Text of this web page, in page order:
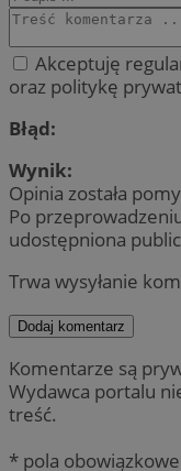
Akceptuję
oraz politykę
Błąd:
Wynik:
Opinia została
Po
udostępniona
Trwa wysyłanie
Dodaj komentarz
Komentarze są
Wydawca portalu
treść.
* pola obowiązkowe